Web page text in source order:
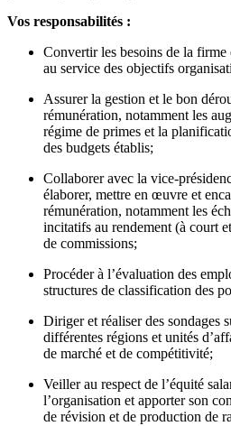
Vos responsabilités :
Convertir les besoins de la
au service des objectifs
Assurer la gestion et le bon
rémunération, notamment les
régime de primes et la
des budgets établis;
Collaborer avec la vice-
élaborer, mettre en œuvre et
rémunération, notamment les
incitatifs au rendement (à court
de commissions;
Procéder à l’évaluation des
structures de classification des
Diriger et réaliser des sondages
différentes régions et unités
de marché et de compétitivité;
Veiller au respect de l’équité
l’organisation et apporter son
de révision et de production de